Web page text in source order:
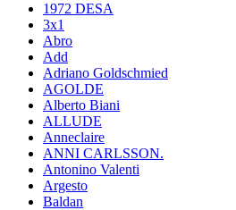
1972 DESA
3x1
Abro
Add
Adriano Goldschmied
AGOLDE
Alberto Biani
ALLUDE
Anneclaire
ANNI CARLSSON.
Antonino Valenti
Argesto
Baldan